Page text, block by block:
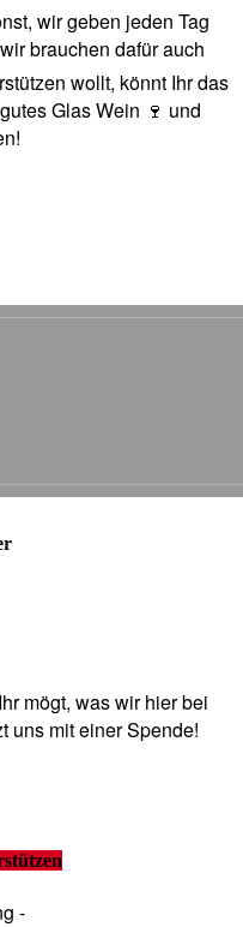
wir geben jeden Tag
brauchen dafür auch
wollt, könnt Ihr das
Glas Wein 🍷 und
mögt, was wir hier bei
uns mit einer Spende!
-